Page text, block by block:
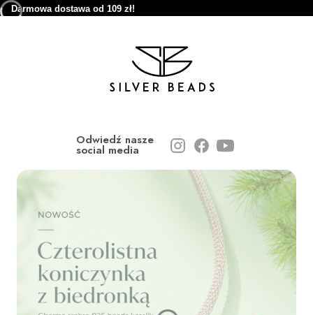
Darmowa dostawa od 109 zł!
Odwiedź nasze
social media